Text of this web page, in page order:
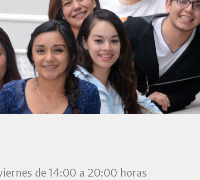
de 14:00 a 20:00 horas